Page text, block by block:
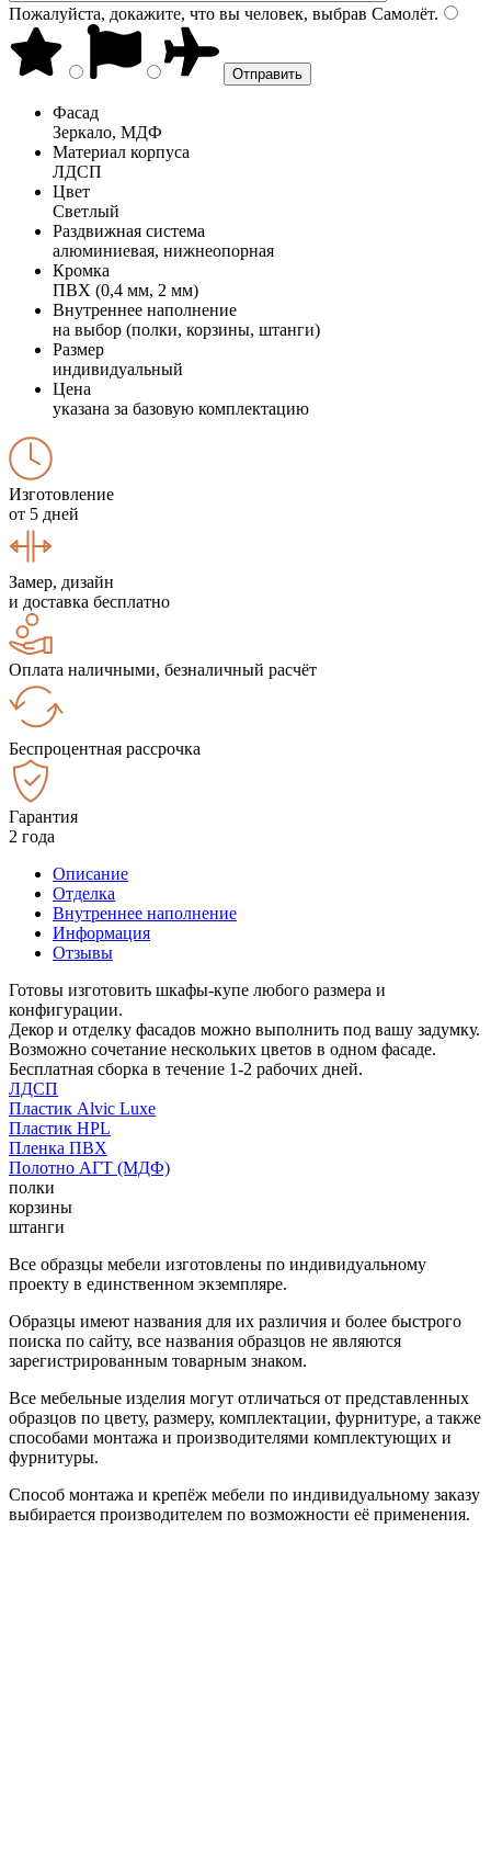
Пожалуйста, докажите, что вы человек, выбрав Самолёт.
Фасад
Зеркало, МДФ
Материал корпуса
ЛДСП
Цвет
Светлый
Раздвижная система
алюминиевая, нижнеопорная
Кромка
ПВХ (0,4 мм, 2 мм)
Внутреннее наполнение
на выбор (полки, корзины, штанги)
Размер
индивидуальный
Цена
указана за базовую комплектацию
Изготовление
от 5 дней
Замер, дизайн
и доставка бесплатно
Оплата наличными, безналичный расчёт
Беспроцентная рассрочка
Гарантия
2 года
Описание
Отделка
Внутреннее наполнение
Информация
Отзывы
Готовы изготовить шкафы-купе любого размера и
конфигурации.
Декор и отделку фасадов можно выполнить под вашу задумку.
Возможно сочетание нескольких цветов в одном фасаде.
Бесплатная сборка в течение 1-2 рабочих дней.
ЛДСП
Пластик Alvic Luxe
Пластик HPL
Пленка ПВХ
Полотно АГТ (МДФ)
полки
корзины
штанги
Все образцы мебели изготовлены по индивидуальному
проекту в единственном экземпляре.
Образцы имеют названия для их различия и более быстрого
поиска по сайту, все названия образцов не являются
зарегистрированным товарным знаком.
Все мебельные изделия могут отличаться от представленных
образцов по цвету, размеру, комплектации, фурнитуре, а также
способами монтажа и производителями комплектующих и
фурнитуры.
Способ монтажа и крепёж мебели по индивидуальному заказу
выбирается производителем по возможности её применения.